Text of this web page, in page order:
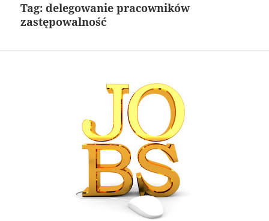
Tag:delegowanie pracowników
zastępowalność